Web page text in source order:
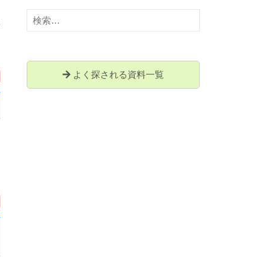
検
索:
よく探される資料一覧